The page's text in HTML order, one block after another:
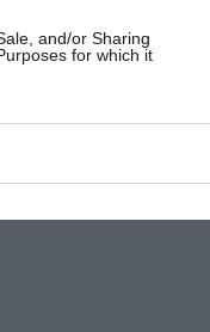
and/or Sharing
for which it